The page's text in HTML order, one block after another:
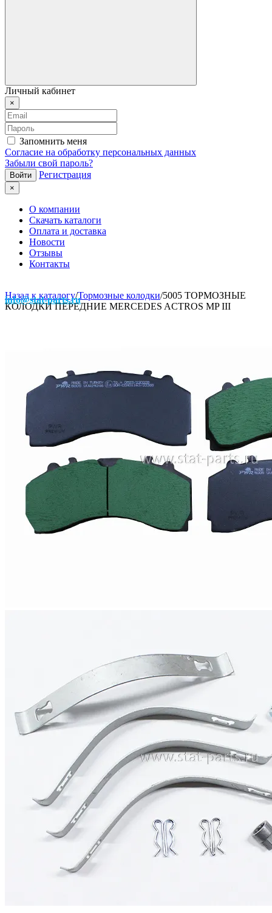
Личный кабинет
×
Запомнить меня
Согласие на обработку персональных данных
Забыли свой пароль?
Регистрация
×
О компании
Скачать каталоги
Оплата и доставка
Новости
Отзывы
Контакты
info@stat-parts.ru
Назад к каталогу/Тормозные колодки/5005 ТОРМОЗНЫЕ
КОЛОДКИ ПЕРЕДНИЕ MERCEDES ACTROS MP III